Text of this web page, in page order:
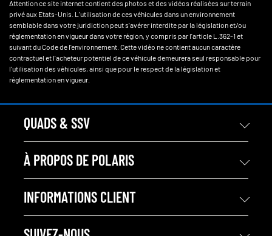
Attention ce site internet contient des photos et des vidéos réalisées sur terrain
privé aux Etats-Unis. L'utilisation de ces véhicules dans un environnement
semblable dans votre juridiction peut s'avérer interdite par la législation et/ou
réglementation en vigueur dans votre région, y compris par l'article L.362-1 et
suivant du Code de l'environnement. Cette vidéo ne contient aucun caractère
contractuel et l'acheteur potentiel de ce véhicule demeurera seul responsable pour
l'utilisation des véhicules, ainsi que pour le respect de la législation et
réglementation en vigueur.
QUADS & SSV
À PROPOS DE POLARIS
INFORMATIONS CLIENT